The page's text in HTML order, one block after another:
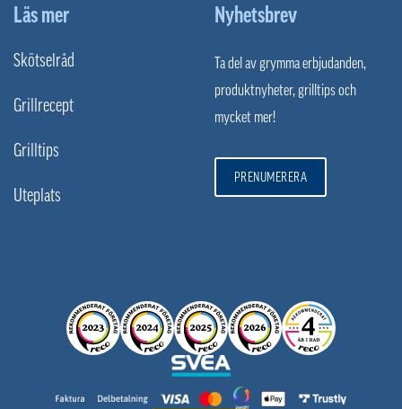
Läs mer
Skötselråd
Grillrecept
Grilltips
Uteplats
Nyhetsbrev
Ta del av grymma erbjudanden,
produktnyheter, grilltips och
mycket mer!
PRENUMERERA